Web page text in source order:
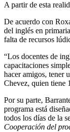
A partir de esta
De acuerdo con
del inglés en
falta de recursos
“Los docentes de
capacitaciones
hacer amigos, tener
Chevez, quien tiene
Por su parte,
programa está
todos los días de la
Cooperación del